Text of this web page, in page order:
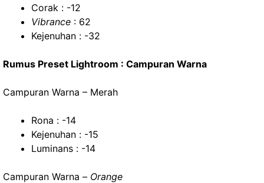
Corak : -12
Vibrance : 62
Kejenuhan : -32
Rumus Preset Lightroom : Campuran Warna
Campuran Warna – Merah
Rona : -14
Kejenuhan : -15
Luminans : -14
Campuran Warna – Orange